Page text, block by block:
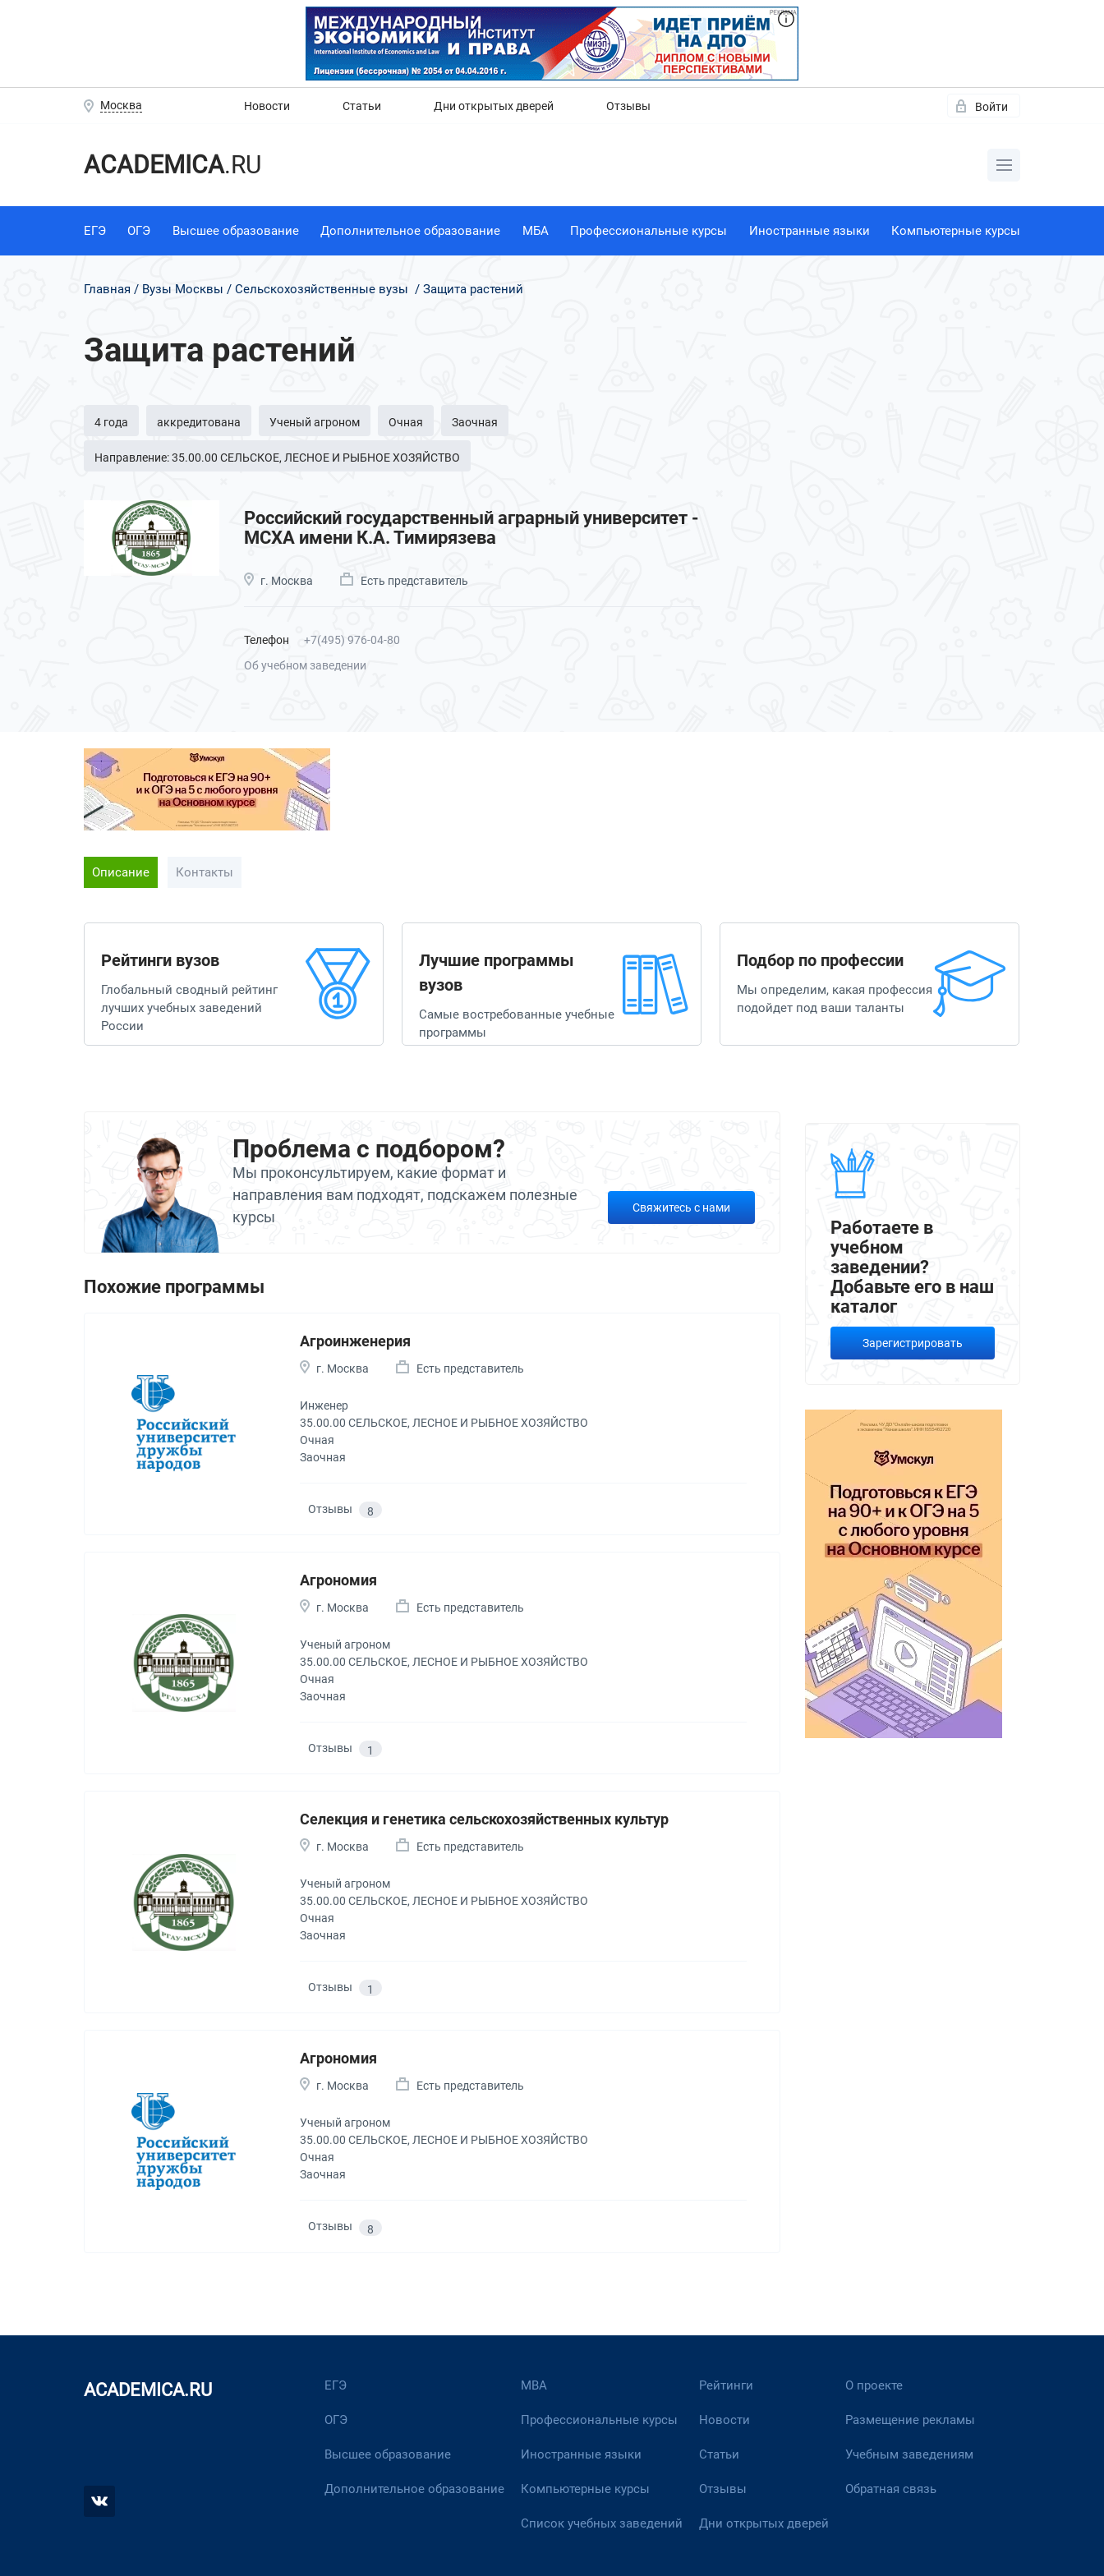
Москва Новости Статьи Дни открытых дверей Отзывы Войти
ACADEMICA.RU
ЕГЭ ОГЭ Высшее образование Дополнительное образование МБА Профессиональные курсы Иностранные языки Компьютерные курсы
Главная Вузы Москвы Сельскохозяйственные вузы Защита растений
Защита растений
4 года аккредитована Ученый агроном Очная Заочная
Направление: 35.00.00 СЕЛЬСКОЕ, ЛЕСНОЕ И РЫБНОЕ ХОЗЯЙСТВО
Российский государственный аграрный университет -
МСХА имени К.А. Тимирязева
г. Москва Есть представитель
Телефон
+7(495) 976-04-80
Об учебном заведении
Описание Контакты
Рейтинги вузов
Глобальный сводный рейтинг
лучших учебных заведений
России
Лучшие программы
вузов
Самые востребованные учебные
программы
Подбор по профессии
Мы определим, какая профессия
подойдет под ваши таланты
Проблема с подбором?
Мы проконсультируем, какие формат и
направления вам подходят, подскажем полезные
курсы
Свяжитесь с нами
Похожие программы
Агроинженерия
г. Москва Есть представитель
Инженер
35.00.00 СЕЛЬСКОЕ, ЛЕСНОЕ И РЫБНОЕ ХОЗЯЙСТВО
Очная
Заочная
Отзывы 8
Агрономия
г. Москва Есть представитель
Ученый агроном
35.00.00 СЕЛЬСКОЕ, ЛЕСНОЕ И РЫБНОЕ ХОЗЯЙСТВО
Очная
Заочная
Отзывы 1
Селекция и генетика сельскохозяйственных культур
г. Москва Есть представитель
Ученый агроном
35.00.00 СЕЛЬСКОЕ, ЛЕСНОЕ И РЫБНОЕ ХОЗЯЙСТВО
Очная
Заочная
Отзывы 1
Агрономия
г. Москва Есть представитель
Ученый агроном
35.00.00 СЕЛЬСКОЕ, ЛЕСНОЕ И РЫБНОЕ ХОЗЯЙСТВО
Очная
Заочная
Отзывы 8
Работаете в
учебном
заведении?
Добавьте его в наш
каталог
Зарегистрировать
ACADEMICA.RU ЕГЭ
ОГЭ
Высшее образование
Дополнительное образование
МВА
Профессиональные курсы
Иностранные языки
Компьютерные курсы
Список учебных заведений
Рейтинги
Новости
Статьи
Отзывы
Дни открытых дверей
О проекте
Размещение рекламы
Учебным заведениям
Обратная связь
Нет